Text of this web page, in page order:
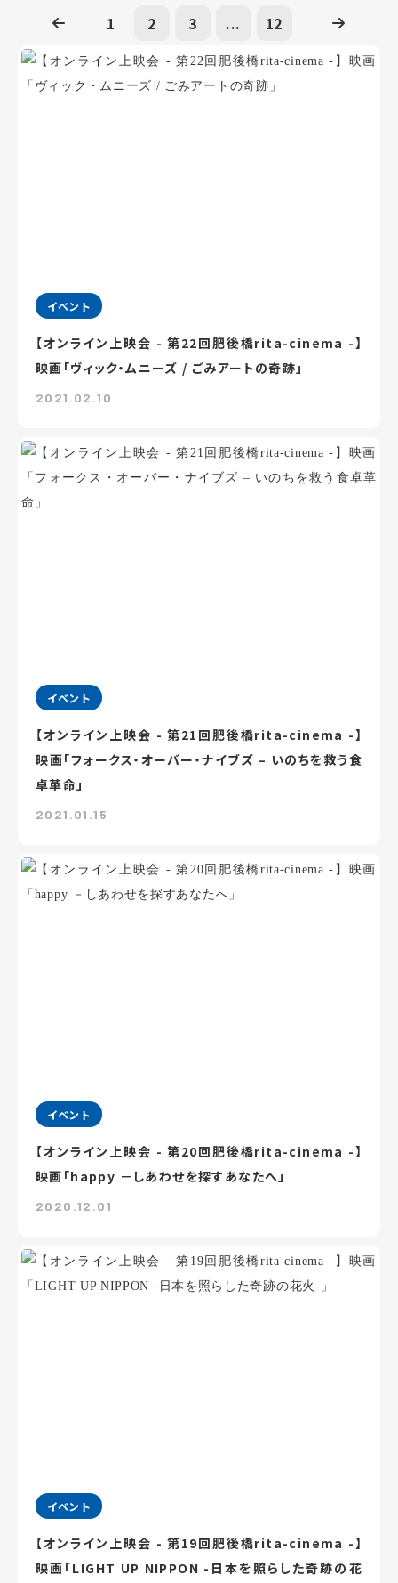
1 2 3 ... 12
イベント
【オンライン上映会 - 第22回肥後橋rita-cinema -】
映画「ヴィック・ムニーズ / ごみアートの奇跡」
2021.02.10
イベント
【オンライン上映会 - 第21回肥後橋rita-cinema -】
映画「フォークス・オーバー・ナイブズ – いのちを救う食
卓革命」
2021.01.15
イベント
【オンライン上映会 - 第20回肥後橋rita-cinema -】
映画「happy －しあわせを探すあなたへ」
2020.12.01
イベント
【オンライン上映会 - 第19回肥後橋rita-cinema -】
映画「LIGHT UP NIPPON -日本を照らした奇跡の花